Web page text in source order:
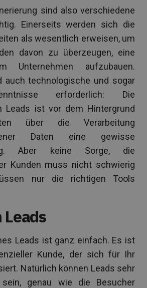
sind also verschiedene
Einerseits werden sich die
als wesentlich erweisen, um
davon zu überzeugen, eine
Unternehmen aufzubauen.
auch technologische und sogar
erforderlich: Die
Leads ist vor dem Hintergrund
über die Verarbeitung
Daten eine gewisse
Aber keine Sorge, die
Kunden muss nicht schwierig
nur die richtigen Tools
Leads ist ganz einfach. Es ist
Kunde, der sich für Ihr
Natürlich können Leads sehr
sein, genau wie die Besucher